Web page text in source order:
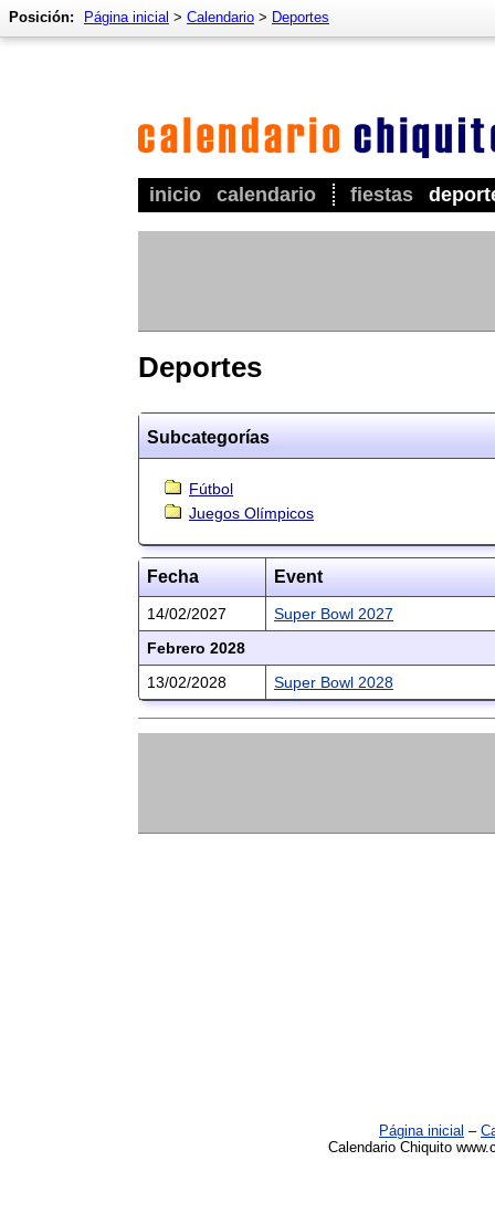
inicio calendario fiestas
Posición: Página inicial > Calendario > Deportes
Deportes
Subcategorías
Fútbol
Juegos Olímpicos
Fecha Event
14/02/2027
Super Bowl 2027
Febrero 2028
13/02/2028
Super Bowl 2028
Página inicial –
Calendario Chiquito